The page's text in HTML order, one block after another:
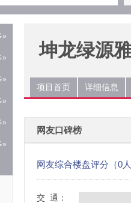
»
»
»
»
»
»
坤龙绿源
项目首页 详细信息
网友口碑榜
网友综合楼盘评分（0
交 通：